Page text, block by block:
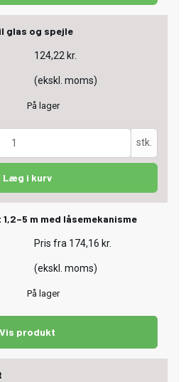
glas og spejle
124,22 kr.
(ekskl. moms)
På lager
stk.
Læg i kurv
m med låsemekanisme
Pris fra 174,16 kr.
(ekskl. moms)
På lager
Vis produkt